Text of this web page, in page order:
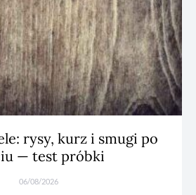
rysy, kurz i smugi po
— test próbki
06/08/2026